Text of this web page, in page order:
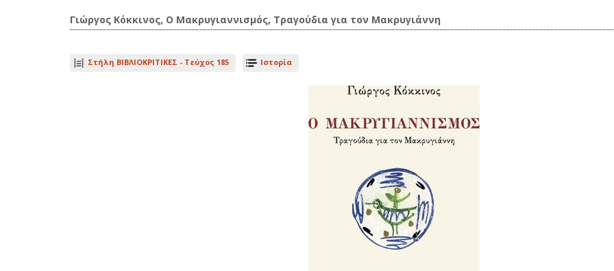
Γιώργος Κόκκινος, Ο Μακρυγιαννισμός, Τραγούδια για τον Μακρυγιάννη
Στήλη ΒΙΒΛΙΟΚΡΙΤΙΚΕΣ - Τεύχος 185 Ιστορία